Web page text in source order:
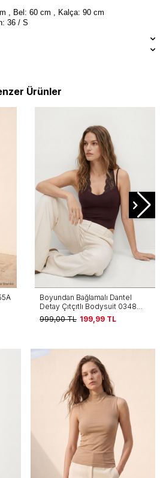
, Bel: 60 cm , Kalça: 90 cm
36 / S
Ürünler
Boyundan Bağlamalı Dantel
Detay Çıtçıtlı Bodysuit 0348
Kahve
999,00TL 199,99 TL